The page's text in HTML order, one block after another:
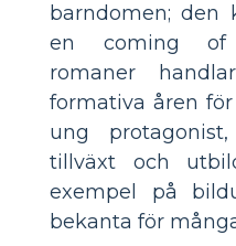
barndomen; den
en coming of
romaner
formativa åren
ung
tillväxt och
exempel på
bekanta för